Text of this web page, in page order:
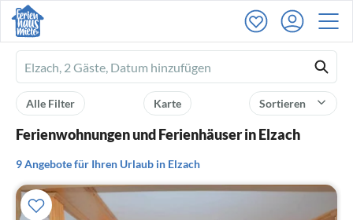
Ferienhausmiete
logo
Sortieren
Karte
Alle Filter
Ferienwohnungen und Ferienhäuser in Elzach
9 Angebote für Ihren Urlaub in Elzach